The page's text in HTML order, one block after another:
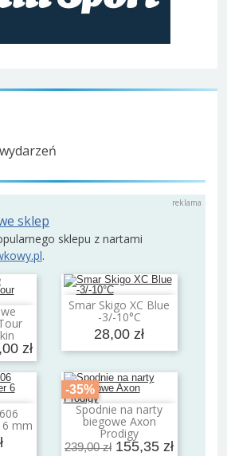
sklepu z nartami
.
zł
Smar Skigo XC Blue
-3/-10°C
28,00 zł
Dodaj do koszyka
6 mm
-35%
Spodnie na narty
biegowe Axon
Prodigy
239,00 zł 155,35 zł
Dodaj do koszyka